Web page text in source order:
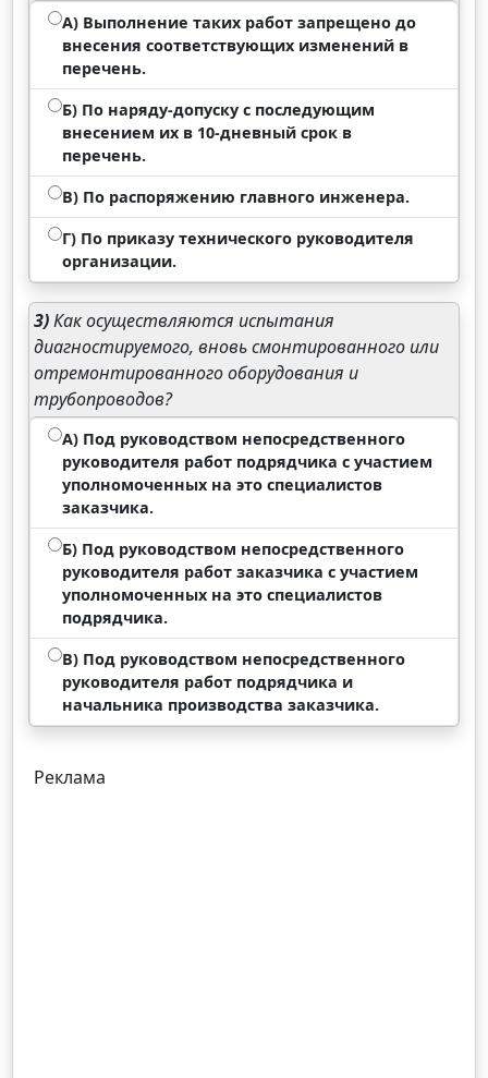
А) Выполнение таких работ запрещено до
внесения соответствующих изменений в
перечень.
Б) По наряду-допуску с последующим
внесением их в 10-дневный срок в
перечень.
В) По распоряжению главного инженера.
Г) По приказу технического руководителя
организации.
3)Как осуществляются испытания
диагностируемого, вновь смонтированного или
отремонтированного оборудования и
трубопроводов?
А) Под руководством непосредственного
руководителя работ подрядчика с участием
уполномоченных на это специалистов
заказчика.
Б) Под руководством непосредственного
руководителя работ заказчика с участием
уполномоченных на это специалистов
подрядчика.
В) Под руководством непосредственного
руководителя работ подрядчика и
начальника производства заказчика.
Реклама